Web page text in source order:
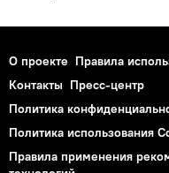
О проекте Правила
Контакты Пресс-центр
Политика
Политика использования
Правила применения